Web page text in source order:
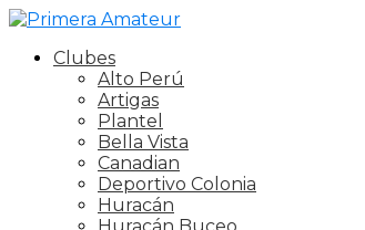
Clubes
Alto Perú
Artigas
Plantel
Bella Vista
Canadian
Deportivo Colonia
Huracán